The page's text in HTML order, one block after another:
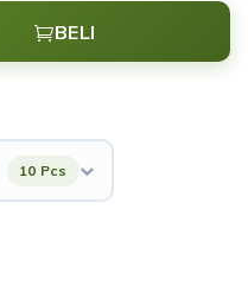
BELI
10 Pcs